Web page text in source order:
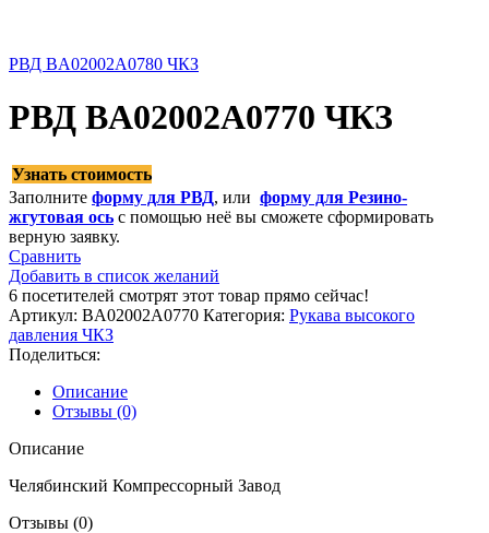
РВД BA02002A0780 ЧКЗ
РВД BA02002A0770 ЧКЗ
Узнать стоимость
Заполните форму для РВД, или форму для Резино-
жгутовая ось с помощью неё вы сможете сформировать
верную заявку.
Сравнить
Добавить в список желаний
6 посетителей смотрят этот товар прямо сейчас!
Артикул: BA02002A0770 Категория: Рукава высокого
давления ЧКЗ
Поделиться:
Описание
Отзывы (0)
Описание
Челябинский Компрессорный Завод
Отзывы (0)